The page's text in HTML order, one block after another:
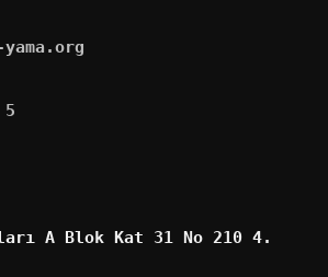
5
A Blok Kat 31 No 210 4.